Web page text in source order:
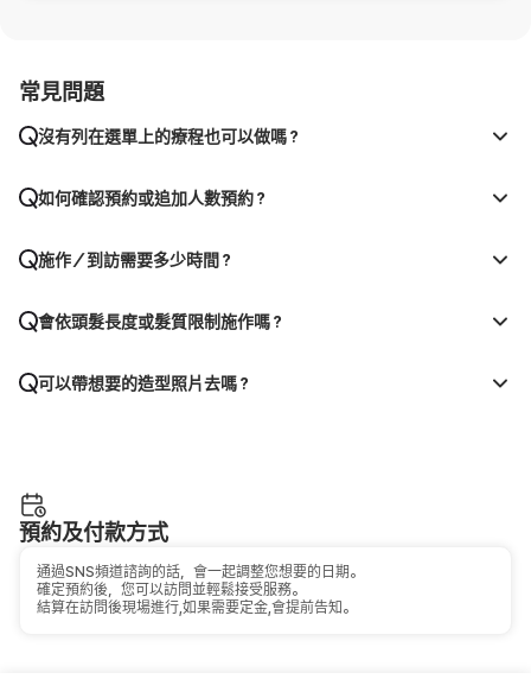
常見問題
沒有列在選單上的療程也可以做嗎？
如何確認預約或追加人數預約？
施作／到訪需要多少時間？
會依頭髮長度或髮質限制施作嗎？
可以帶想要的造型照片去嗎？
預約及付款方式
通過SNS頻道諮詢的話，會一起調整您想要的日期。
確定預約後，您可以訪問並輕鬆接受服務。
結算在訪問後現場進行,如果需要定金,會提前告知。